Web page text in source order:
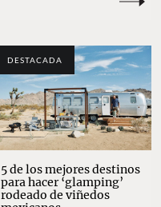
DESTACADA
5 de los mejores destinos
para hacer ‘glamping’
rodeado de viñedos